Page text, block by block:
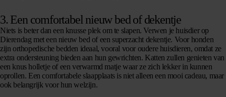
3.Een comfortabel nieuw bed of dekentje
Niets is beter dan een knusse plek om te slapen. Verwen je huisdier op
Dierendag met een nieuw bed of een superzacht dekentje. Voor honden
zijn orthopedische bedden ideaal, vooral voor oudere huisdieren, omdat ze
extra ondersteuning bieden aan hun gewrichten. Katten zullen genieten van
een knus holletje of een verwarmd matje waar ze zich lekker in kunnen
oprollen. Een comfortabele slaapplaats is niet alleen een mooi cadeau, maar
ook belangrijk voor hun welzijn.